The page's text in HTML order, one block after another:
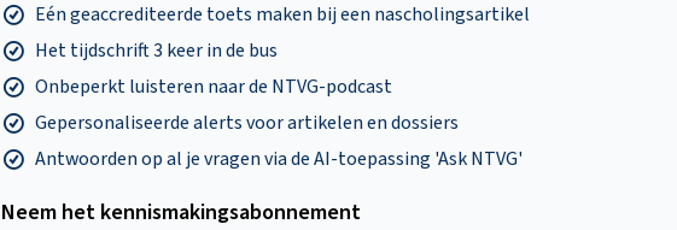
Eén geaccrediteerde toets maken bij een nascholingsartikel
Het tijdschrift 3 keer in de bus
Onbeperkt luisteren naar de NTVG-podcast
Gepersonaliseerde alerts voor artikelen en dossiers
Antwoorden op al je vragen via de AI-toepassing 'Ask NTVG'
Neem het kennismakings­abonnement